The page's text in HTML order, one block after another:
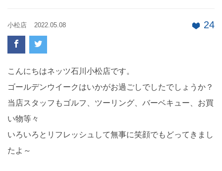
小松店 2022.05.08 24
こんにちはネッツ石川小松店です。
ゴールデンウイークはいかがお過ごしでしたでしょうか？
当店スタッフもゴルフ、ツーリング、バーベキュー、お買
い物等々
いろいろとリフレッシュして無事に笑顔でもどってきまし
たよ～